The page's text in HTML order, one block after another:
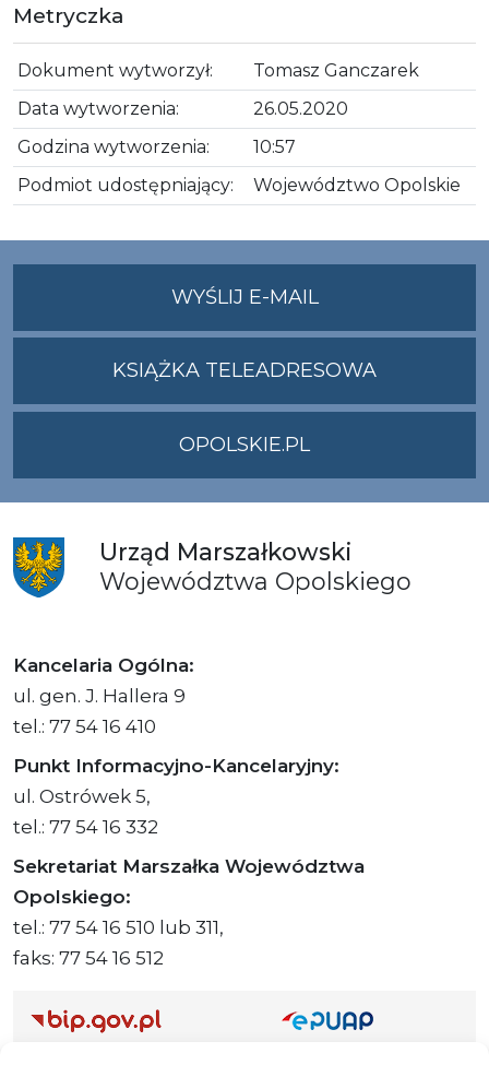
Metryczka
Dokument wytworzył:
Tomasz Ganczarek
Data wytworzenia:
26.05.2020
Godzina wytworzenia:
10:57
Podmiot udostępniający:
Województwo Opolskie
WYŚLIJ E-MAILNA
ADRES
KSIĄŻKA TELEADRESOWA
OPOLSKIE.PL
Urząd Marszałkowski
Województwa Opolskiego
Kancelaria Ogólna:
ul. gen. J. Hallera 9
tel.: 77 54 16 410
Punkt Informacyjno-Kancelaryjny:
ul. Ostrówek 5,
tel.: 77 54 16 332
Sekretariat Marszałka Województwa
Opolskiego:
tel.: 77 54 16 510 lub 311,
faks: 77 54 16 512